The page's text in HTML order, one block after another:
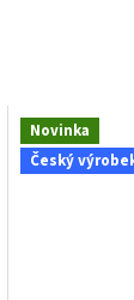
Novinka
Český